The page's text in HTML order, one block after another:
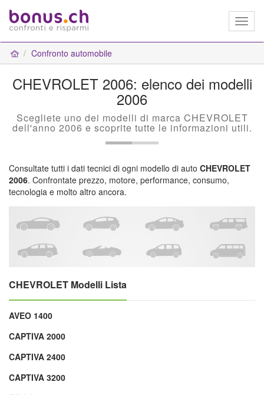
Confronto automobile
CHEVROLET 2006: elenco dei modelli
2006
Scegliete uno dei modelli di marca CHEVROLET
dell'anno 2006 e scoprite tutte le informazioni utili.
Consultate tutti i dati tecnici di ogni modello di auto CHEVROLET
2006. Confrontate prezzo, motore, performance, consumo,
tecnologia e molto altro ancora.
CHEVROLET Modelli Lista
AVEO 1400
CAPTIVA 2000
CAPTIVA 2400
CAPTIVA 3200